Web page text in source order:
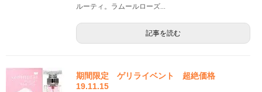
ルーティ。ラムールローズ...
記事を読む
期間限定 ゲリライベント 超絶価格
19.11.15